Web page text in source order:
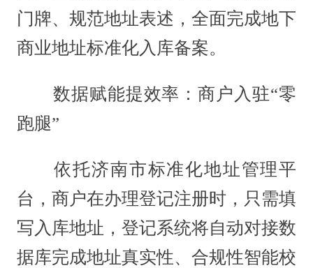
门牌、规范地址表述，全面完成地下
商业地址标准化入库备案。
数据赋能提效率：商户入驻“零
跑腿”
依托济南市标准化地址管理平
台，商户在办理登记注册时，只需填
写入库地址，登记系统将自动对接数
据库完成地址真实性、合规性智能校